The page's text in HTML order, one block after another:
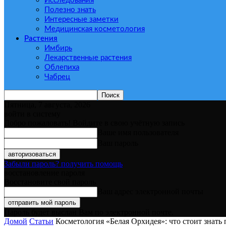
Полезно знать
Интересные заметки
Медицинская косметология
Растения
Имбирь
Лекарственные растения
Облепиха
Чабрец
Забыли пароль? получить помощь
Домой Статьи Косметология «Белая Орхидея»: что стоит знать